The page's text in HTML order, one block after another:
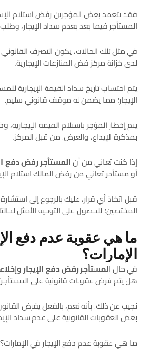
فقد يتعمد بعض المؤجرين رفض استلام
المستأجر فيما بعد بعدم سداد الإيجار، وطلب
في مثل تلك الحالات، يكون التصرف القانوني
لدى خزانة مركز فض المنازعات الإيجارية.
يتم احتساب تاريخ سداد القيمة الإيجارية
الإيجار؛ مما يضمن له موقف قانوني سليم.
يتم إخطار المؤجر باستلام القيمة
بمذكرة الإيداع، والعرض، من قبل المركز.
إذا كنت تعاني من أن المستأجر رفض دفع
أو مستأجر تعاني من رفض المالك استلام
قبل اتخاذ أي قرار، عليك بالرجوع إلى
المختصين؛ للحصول على التوجيه الأمثل
ما هي عقوبة عدم دفع
الإمارات؟
في حال المستأجر رفض دفع الإيجار
هل يتم فرض عقوبات قانونية على
نجيب عن ذلك، بأنه نعم، بالفعل يفرض القانون
بعض العقوبات القانونية على عدم سداد
ما هي عقوبة عدم دفع الإيجار في